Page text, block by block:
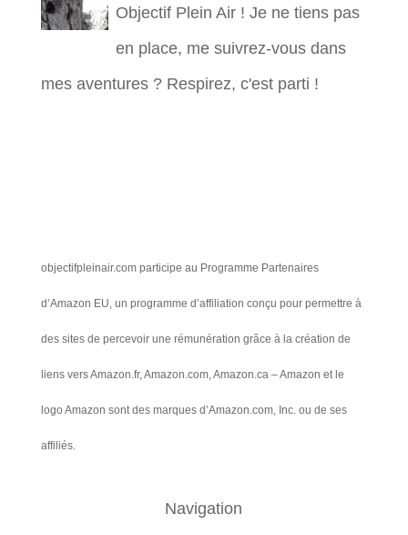
Objectif Plein Air ! Je ne tiens pas
en place, me suivrez-vous dans
mes aventures ? Respirez, c'est parti !
objectifpleinair.com participe au Programme Partenaires
d’Amazon EU, un programme d’affiliation conçu pour permettre à
des sites de percevoir une rémunération grâce à la création de
liens vers Amazon.fr, Amazon.com, Amazon.ca – Amazon et le
logo Amazon sont des marques d’Amazon.com, Inc. ou de ses
affiliés.
Navigation